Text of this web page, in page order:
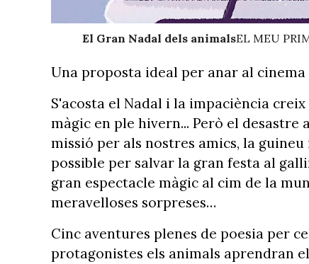
El Gran Nadal dels animalsEL MEU
Una proposta ideal per anar al
S'acosta el Nadal i la impaciència
màgic en ple hivern... Però el desastre
missió per als nostres amics, la
possible per salvar la gran festa al
gran espectacle màgic al cim de la
meravelloses sorpreses…
Cinc aventures plenes de poesia per
protagonistes els animals aprendran